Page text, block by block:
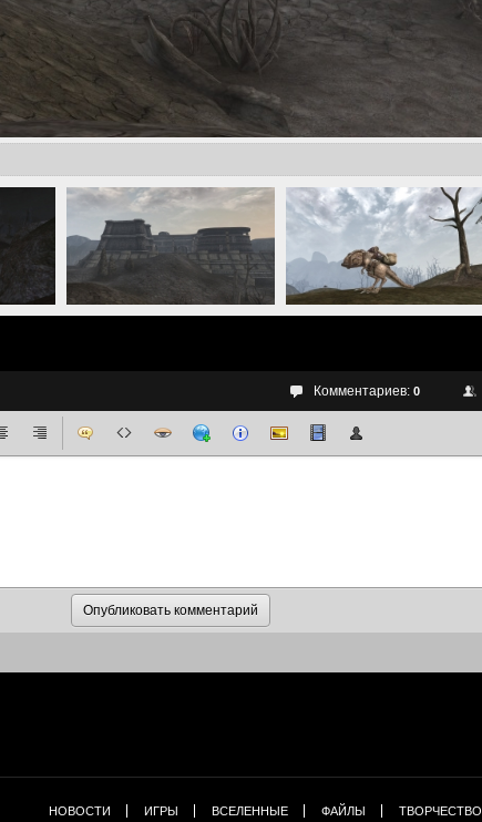
Комментариев: 0
ТВОРЧЕСТВО
ФАЙЛЫ
ВСЕЛЕННЫЕ
ИГРЫ
НОВОСТИ